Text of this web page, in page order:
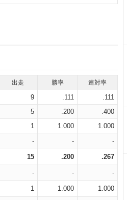
出走 勝率 連対率
9 .111
.111
5 .200
.400
1 1.000
1.000
- - -
15 .200 .267
- - -
1 1.000 1.000